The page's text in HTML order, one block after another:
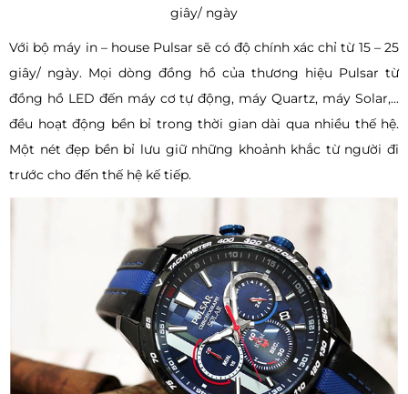
giây/ ngày
Với bộ máy in – house Pulsar sẽ có độ chính xác chỉ từ 15 – 25
giây/ ngày. Mọi dòng đồng hồ của thương hiệu Pulsar từ
đồng hồ LED đến máy cơ tự động, máy Quartz, máy Solar,...
đều hoạt động bền bỉ trong thời gian dài qua nhiều thế hệ.
Một nét đẹp bền bỉ lưu giữ những khoảnh khắc từ người đi
trước cho đến thế hệ kế tiếp.